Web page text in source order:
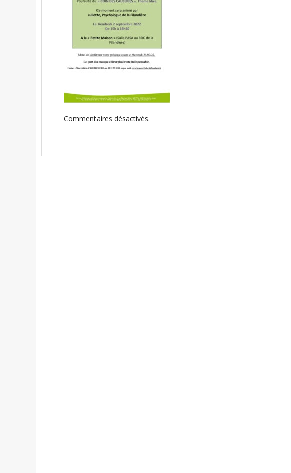
Commentaires désactivés.